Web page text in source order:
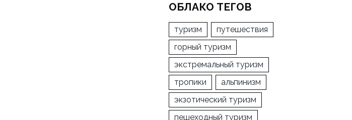
ОБЛАКО ТЕГОВ
туризм
путешествия
горный туризм
экстремальный туризм
тропики
альпинизм
экзотический туризм
пешеходный туризм